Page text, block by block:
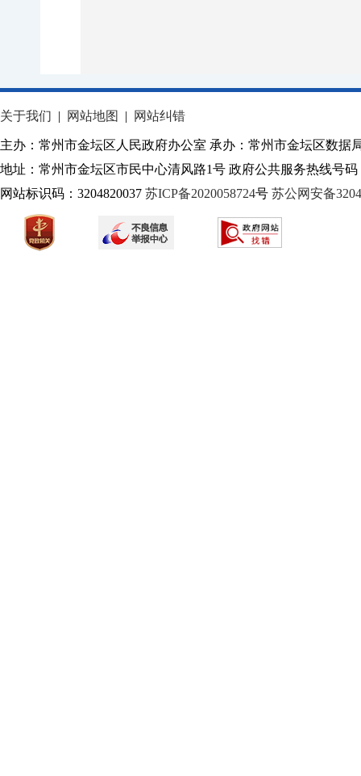
关于我们 | 网站地图 | 网站纠错
主办：常州市金坛区人民政府办公室 承办：常州市金坛区数据
地址：常州市金坛区市民中心清风路1号 政府公共服务热线号码
网站标识码：3204820037 苏ICP备2020058724号 苏公网安备